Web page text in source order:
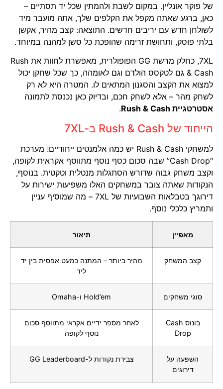
של פוקר אונליין. במקום לשבת ולהמתין שכל יד תסתיים –
כאן, ברגע שאתה מקפל את הקלפים שלך, אתה מועבר מיד
לשולחן חדש עם יריבים חדשים. התוצאה: קצב מהיר, אקשן
בלתי פוסק, ותחושת זרימה שהופכת כל סשן למהנה במיוחד.
7XL, כחלק מרשת GG הפופולרית, מאפשרת לחוות את Rush
& Cash גם לטקסס הולדם וגם לאומהה, כך שכל שחקן יכול
למצוא את הקצב והסגנון המתאים לו. המטרה היא לא רק
לשחק מהר – אלא לשחק חכם, ובדיוק כאן נכנסת לתמונה
אסטרטגיית Rush & Cash
.
הייחוד של Rush & Cash ב-7XL
למשחקי Rush & Cash יש כמה אלמנטים ייחודיים: מערכת
“Cash Drop” שבה סכום כסף נוסף מתווסף אקראית לקופה,
וקצב משחק גבוה שדורש הסתגלות מנטלית וטקטית. בנוסף,
הנקודות שאתה צובר במשחקים האלו משפיעות ישירות על
דירוגך בטבלאות השבועיות של 7XL – מה שמוסיף עניין
ותמריץ כלכלי נוסף.
מאפיין תיאור
קצב המשחק
מהיר ביותר – המתנה כמעט אפסית בין יד
ליד
סוגי משחקים Hold’em ו-Omaha
בונוס Cash
Drop
לאחר מספר ידיים אקראי מתווסף סכום
נוסף לקופה
השפעה על
דירוגים
צבירת נקודות ל-GG Leaderboard